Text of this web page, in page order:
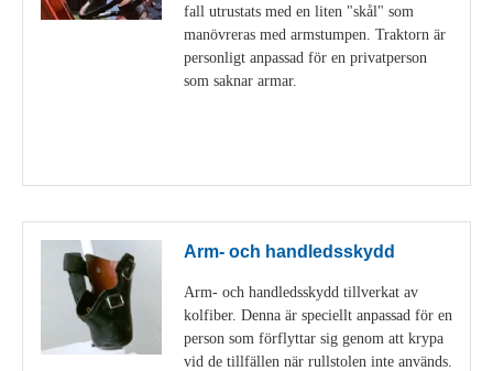
fall utrustats med en liten "skål" som
manövreras med armstumpen. Traktorn är
personligt anpassad för en privatperson
som saknar armar.
Arm- och handledsskydd
Arm- och handledsskydd tillverkat av
kolfiber. Denna är speciellt anpassad för en
person som förflyttar sig genom att krypa
vid de tillfällen när rullstolen inte används.